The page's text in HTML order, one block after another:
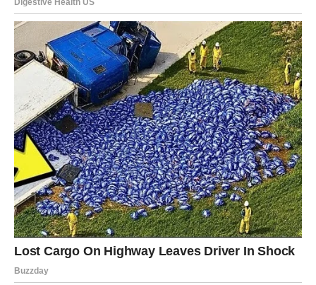
plastičnih stolica i pripremiti prostor za uživanje u letnjim
danima. Bilo da birate prirodan ili hemijski pristup, redovno
održavanje će produžiti vek vašeg baštenskog nameštaja i
učiniti da svake godine izgleda kao nov.
Oglasi